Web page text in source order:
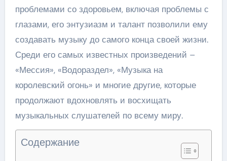
проблемами со здоровьем, включая проблемы с
глазами, его энтузиазм и талант позволили ему
создавать музыку до самого конца своей жизни.
Среди его самых известных произведений –
«Мессия», «Водораздел», «Музыка на
королевский огонь» и многие другие, которые
продолжают вдохновлять и восхищать
музыкальных слушателей по всему миру.
Содержание